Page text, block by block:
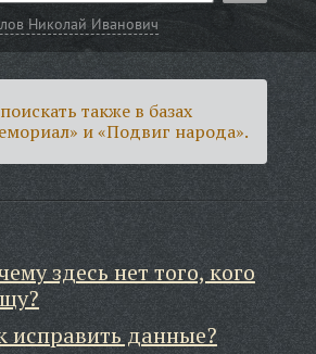
Николай Иванович
также в базах
и «Подвиг народа».
здесь нет того, кого
исправить данные?